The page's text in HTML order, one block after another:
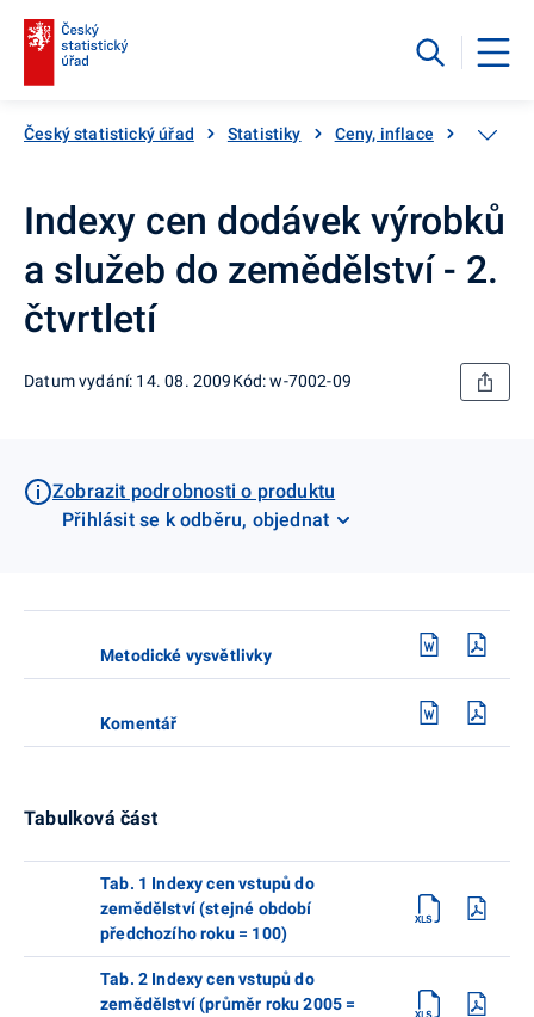
Český statistický úřad Statistiky Ceny, inflace Ceny
Indexy cen dodávek výrobků
a služeb do zemědělství - 2.
čtvrtletí
Datum vydání: 14. 08. 2009Kód: w-7002-09
Zobrazit podrobnosti o produktu
Přihlásit se k odběru, objednat
Metodické vysvětlivky
Komentář
Tabulková část
Tab. 1 Indexy cen vstupů do
zemědělství (stejné období
předchozího roku = 100)
Tab. 2 Indexy cen vstupů do
zemědělství (průměr roku 2005 =